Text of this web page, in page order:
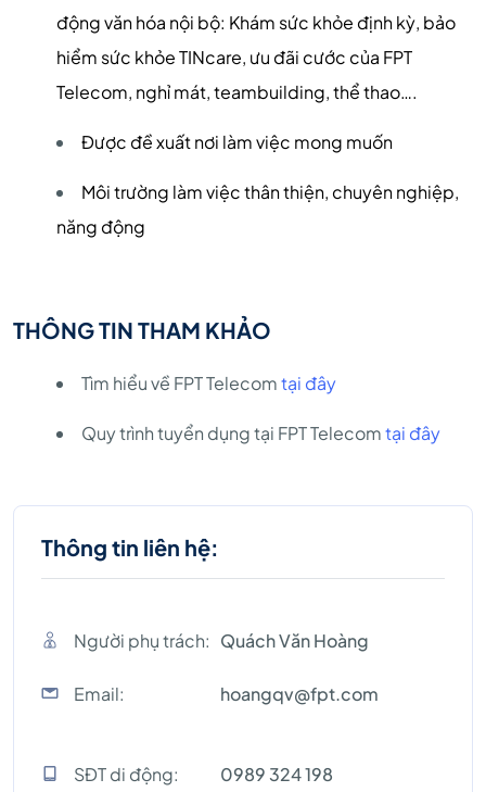
động văn hóa nội bộ: Khám sức khỏe định kỳ, bảo
hiểm sức khỏe TINcare, ưu đãi cước của FPT
Telecom, nghỉ mát, teambuilding, thể thao….
Được đề xuất nơi làm việc mong muốn
Môi trường làm việc thân thiện, chuyên nghiệp,
năng động
THÔNG TIN THAM KHẢO
Tìm hiểu về FPT Telecomtại đây
Quy trình tuyển dụng tại FPT Telecomtại đây
Thông tin liên hệ:
Người phụ trách: Quách Văn Hoàng
Email: hoangqv@fpt.com
SĐT di động: 0989 324 198